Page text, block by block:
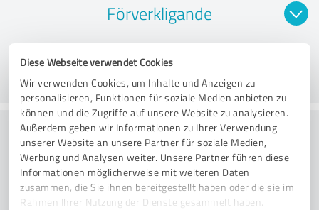
Diese Webseite verwendet Cookies
Wir verwenden Cookies, um Inhalte und Anzeigen zu
personalisieren, Funktionen für soziale Medien anbieten zu
können und die Zugriffe auf unsere Website zu analysieren.
Außerdem geben wir Informationen zu Ihrer Verwendung
unserer Website an unsere Partner für soziale Medien,
Werbung und Analysen weiter. Unsere Partner führen diese
Informationen möglicherweise mit weiteren Daten
zusammen, die Sie ihnen bereitgestellt haben oder die sie im
Rahmen Ihrer Nutzung der Dienste gesammelt haben.
Förverkligande
Rådgivning